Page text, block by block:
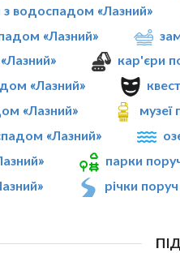
з водоспадом «Лазний»
«Лазний»
кар'єри
«Лазний»
«Лазний»
музеї
«Лазний»
парки
річки